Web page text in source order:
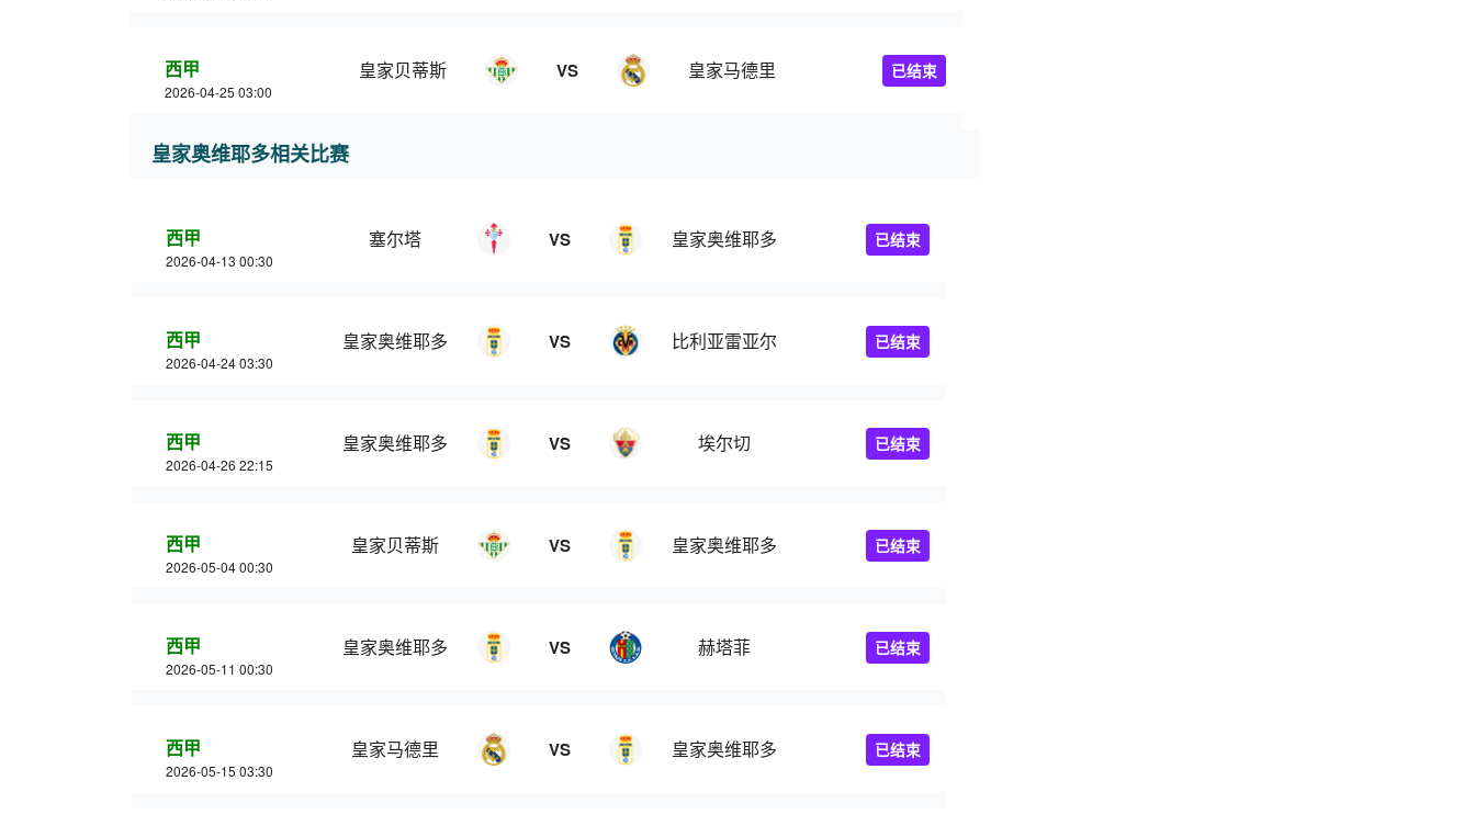
西甲
2026-04-25 03:00
皇家贝蒂斯 VS 皇家马德里 已结束
皇家奥维耶多相关比赛
西甲
2026-04-13 00:30
塞尔塔 VS 皇家奥维耶多 已结束
西甲
2026-04-24 03:30
皇家奥维耶多 VS 比利亚雷亚尔 已结束
西甲
2026-04-26 22:15
皇家奥维耶多 VS 埃尔切 已结束
西甲
2026-05-04 00:30
皇家贝蒂斯 VS 皇家奥维耶多 已结束
西甲
2026-05-11 00:30
皇家奥维耶多 VS 赫塔菲 已结束
西甲
2026-05-15 03:30
皇家马德里 VS 皇家奥维耶多 已结束